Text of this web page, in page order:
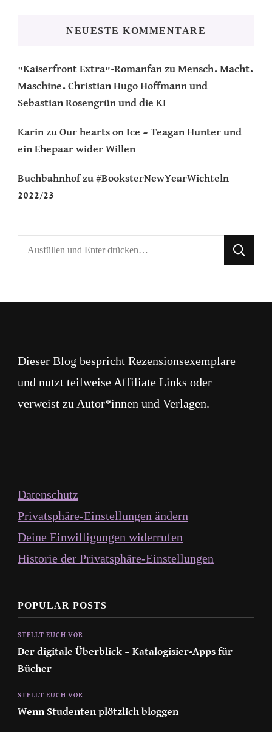
NEUESTE KOMMENTARE
"Kaiserfront Extra"-Romanfan zu Mensch. Macht.
Maschine. Christian Hugo Hoffmann und
Sebastian Rosengrün und die KI
Karin zu Our hearts on Ice – Teagan Hunter und
ein Ehepaar wider Willen
Buchbahnhofzu #BooksterNewYearWichteln
2022/23
Suchst
du
Dieser Blog bespricht Rezensionsexemplare
und nutzt teilweise Affiliate Links oder
verweist zu Autor*innen und Verlagen.
Datenschutz
Privatsphäre-Einstellungen ändern
Deine Einwilligungen widerrufen
Historie der Privatsphäre-Einstellungen
POPULAR POSTS
STELLT EUCH VOR
Der digitale Überblick – Katalogisier-Apps für
Bücher
STELLT EUCH VOR
Wenn Studenten plötzlich bloggen